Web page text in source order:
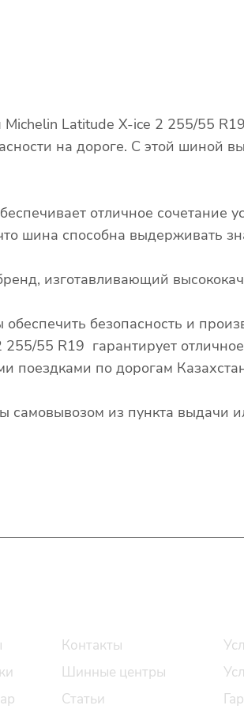
Latitude X-ice 2 255/55
на дороге. С этой шиной
отличное сочетание
шина способна выдерживать
изготавливающий
безопасность и
55 R19 гарантирует
поездками по дорогам
из пункта выдачи
Контакты
Шинные центры
Статьи